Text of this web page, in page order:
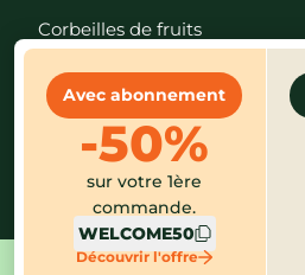
Avec abonnement
-50%
sur votre 1ère
commande.
WELCOME50
Découvrir l'offre
Corbeilles de fruits
Téléchargez l'app